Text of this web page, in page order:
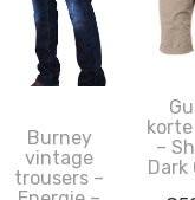
Burney
vintage
trousers –
–
Dark